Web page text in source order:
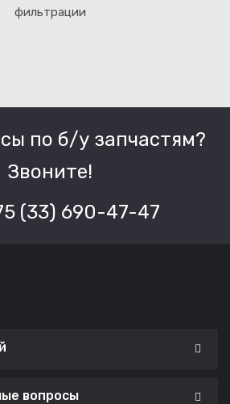
фильтрации
по б/у запчастям?
Звоните!
(33) 690-47-47
вопросы